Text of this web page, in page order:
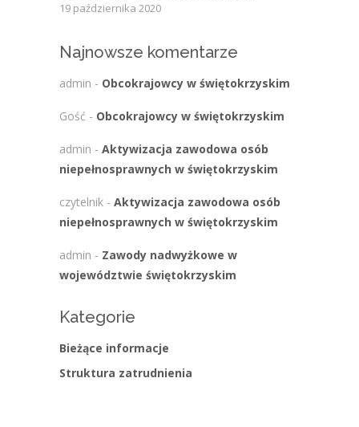
19 października 2020
Najnowsze komentarze
admin - Obcokrajowcy w świętokrzyskim
Gość - Obcokrajowcy w świętokrzyskim
admin - Aktywizacja zawodowa osób
niepełnosprawnych w świętokrzyskim
czytelnik - Aktywizacja zawodowa osób
niepełnosprawnych w świętokrzyskim
admin - Zawody nadwyżkowe w
województwie świętokrzyskim
Kategorie
Bieżące informacje
Struktura zatrudnienia